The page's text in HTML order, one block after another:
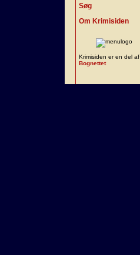
Søg
Om Krimisiden
Krimisiden er en del af
Bognettet